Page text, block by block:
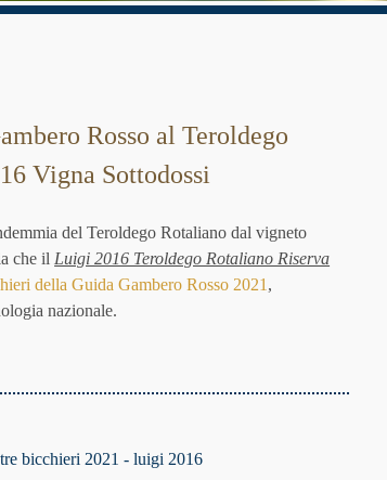
Rosso al Teroldego
Vigna Sottodossi
del Teroldego Rotaliano dal vigneto
che il Luigi 2016 Teroldego Rotaliano Riserva
della Guida Gambero Rosso 2021 ,
nazionale.
bicchieri 2021 - luigi 2016